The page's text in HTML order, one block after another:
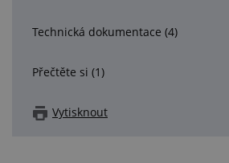
Technická dokumentace (4)
Přečtěte si (1)
Vytisknout